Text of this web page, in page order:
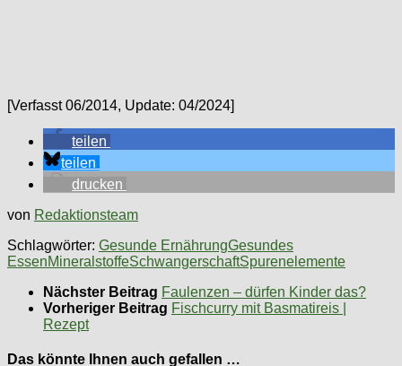
[Verfasst 06/2014, Update: 04/2024]
teilen
teilen
drucken
von Redaktionsteam
Schlagwörter: Gesunde ErnährungGesundes
EssenMineralstoffeSchwangerschaftSpurenelemente
Nächster Beitrag Faulenzen – dürfen Kinder das?
Vorheriger Beitrag Fischcurry mit Basmatireis |
Rezept
Das könnte Ihnen auch gefallen …